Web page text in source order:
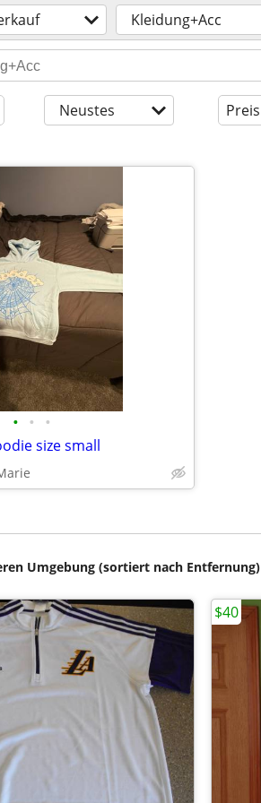
Kleidung+Acc
Neustes Preis
• • •
size small
Umgebung (sortiert nach Entfernung)
$40